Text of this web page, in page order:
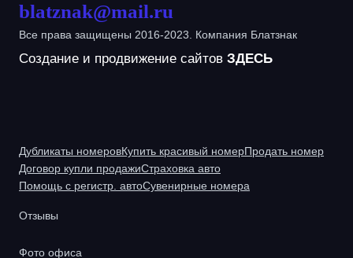
blatznak@mail.ru
Все права защищены 2016-2023. Компания Блатзнак
Создание и продвижение сайтов ЗДЕСЬ
Дубликаты номеровКупить красивый номерПродать номер
Договор купли продажиСтраховка авто
Помощь с регистр. автоСувенирные номера
Отзывы
Фото офиса